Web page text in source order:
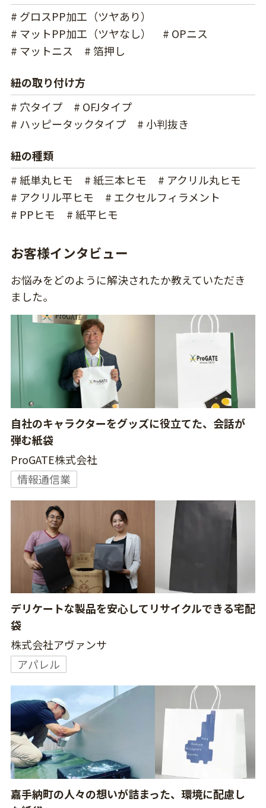
# グロスPP加工（ツヤあり）
# マットPP加工（ツヤなし）
# OPニス
# マットニス
# 箔押し
紐の取り付け方
# 穴タイプ
# OFJタイプ
# ハッピータックタイプ
# 小判抜き
紐の種類
# 紙単丸ヒモ
# 紙三本ヒモ
# アクリル丸ヒモ
# アクリル平ヒモ
# エクセルフィラメント
# PPヒモ
# 紙平ヒモ
お客様インタビュー
お悩みをどのように解決されたか教えていただき
ました。
自社のキャラクターをグッズに役立てた、会話が
弾む紙袋
ProGATE株式会社
情報通信業
デリケートな製品を安心してリサイクルできる宅配
袋
株式会社アヴァンサ
アパレル
嘉手納町の人々の想いが詰まった、環境に配慮し